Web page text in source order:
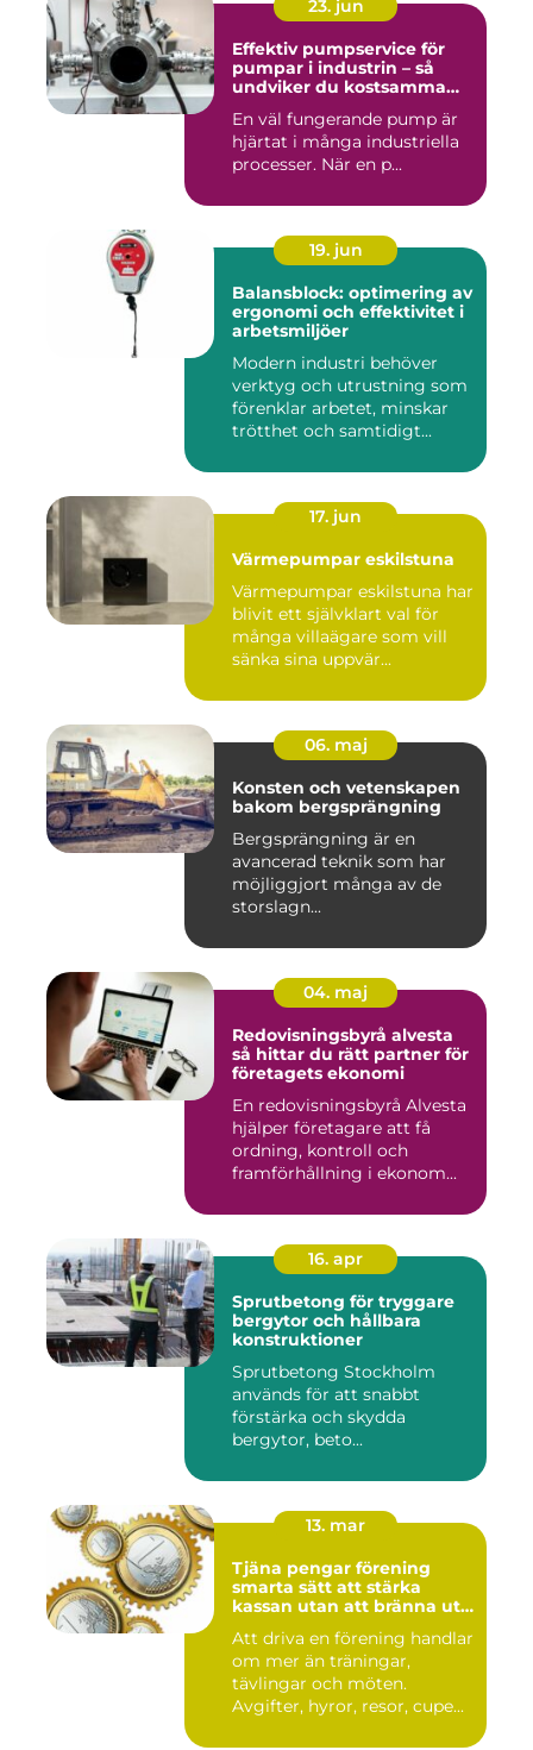
23. jun
Effektiv pumpservice för
pumpar i industrin – så
undviker du kostsamma
En väl fungerande pump är
hjärtat i många industriella
processer. När en p...
19. jun
Balansblock: optimering av
ergonomi och effektivitet i
arbetsmiljöer
Modern industri behöver
verktyg och utrustning som
förenklar arbetet, minskar
trötthet och samtidigt...
17. jun
Värmepumpar eskilstuna
Värmepumpar eskilstuna har
blivit ett självklart val för
många villaägare som vill
sänka sina uppvär...
06. maj
Konsten och vetenskapen
bakom bergsprängning
Bergsprängning är en
avancerad teknik som har
möjliggjort många av de
storslagn...
04. maj
Redovisningsbyrå alvesta
så hittar du rätt partner för
företagets ekonomi
En redovisningsbyrå Alvesta
hjälper företagare att få
ordning, kontroll och
framförhållning i ekonom...
16. apr
Sprutbetong för tryggare
bergytor och hållbara
konstruktioner
Sprutbetong Stockholm
används för att snabbt
förstärka och skydda
bergytor, beto...
13. mar
Tjäna pengar förening
smarta sätt att stärka
kassan utan att bränna ut
Att driva en förening handlar
om mer än träningar,
tävlingar och möten.
Avgifter, hyror, resor, cupe...